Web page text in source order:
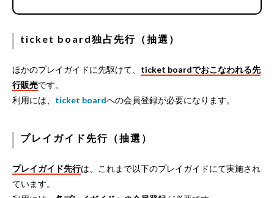
ticket board独占先行（抽選）
ほかのプレイガイドに先駆けて、 ticket boardでおこなわれる先
行販売です。
利用には、 ticket boardへの会員登録が必要になります。
プレイガイド先行（抽選）
プレイガイド先行は、これまで以下のプレイガイドにて実施され
ています。